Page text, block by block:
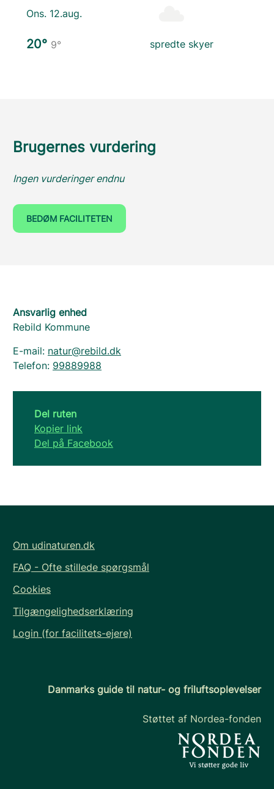
Ons. 12.aug.
20° 9° spredte skyer
Brugernes vurdering
Ingen vurderinger endnu
BEDØM FACILITETEN
Ansvarlig enhed
Rebild Kommune
E-mail: natur@rebild.dk
Telefon: 99889988
Del ruten
Kopier link
Del på Facebook
Om udinaturen.dk
FAQ - Ofte stillede spørgsmål
Cookies
Tilgængelighedserklæring
Login (for facilitets-ejere)
Danmarks guide til natur- og friluftsoplevelser
Støttet af Nordea-fonden